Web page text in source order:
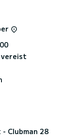
vereist
Clubman 28